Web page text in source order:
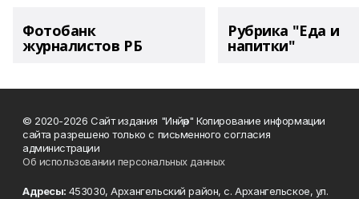
Фотобанк
журналистов РБ
Рубрика "Еда и
напитки"
© 2020-2026 Сайт издания "Инйәр" Копирование информации
сайта разрешено только с письменного согласия
администрации
Об использовании персональных данных
Адресы: 453030, Архангельский район, с. Архангельское, ул.